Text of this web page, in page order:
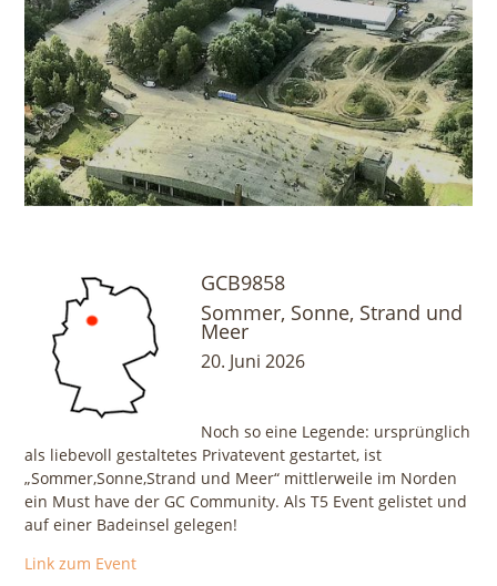
GCB9858
Sommer, Sonne, Strand und
Meer
20. Juni 2026
Noch so eine Legende: ursprünglich
als liebevoll gestaltetes Privatevent gestartet, ist
„Sommer,Sonne,Strand und Meer“ mittlerweile im Norden
ein Must have der GC Community. Als T5 Event gelistet und
auf einer Badeinsel gelegen!
Link zum Event